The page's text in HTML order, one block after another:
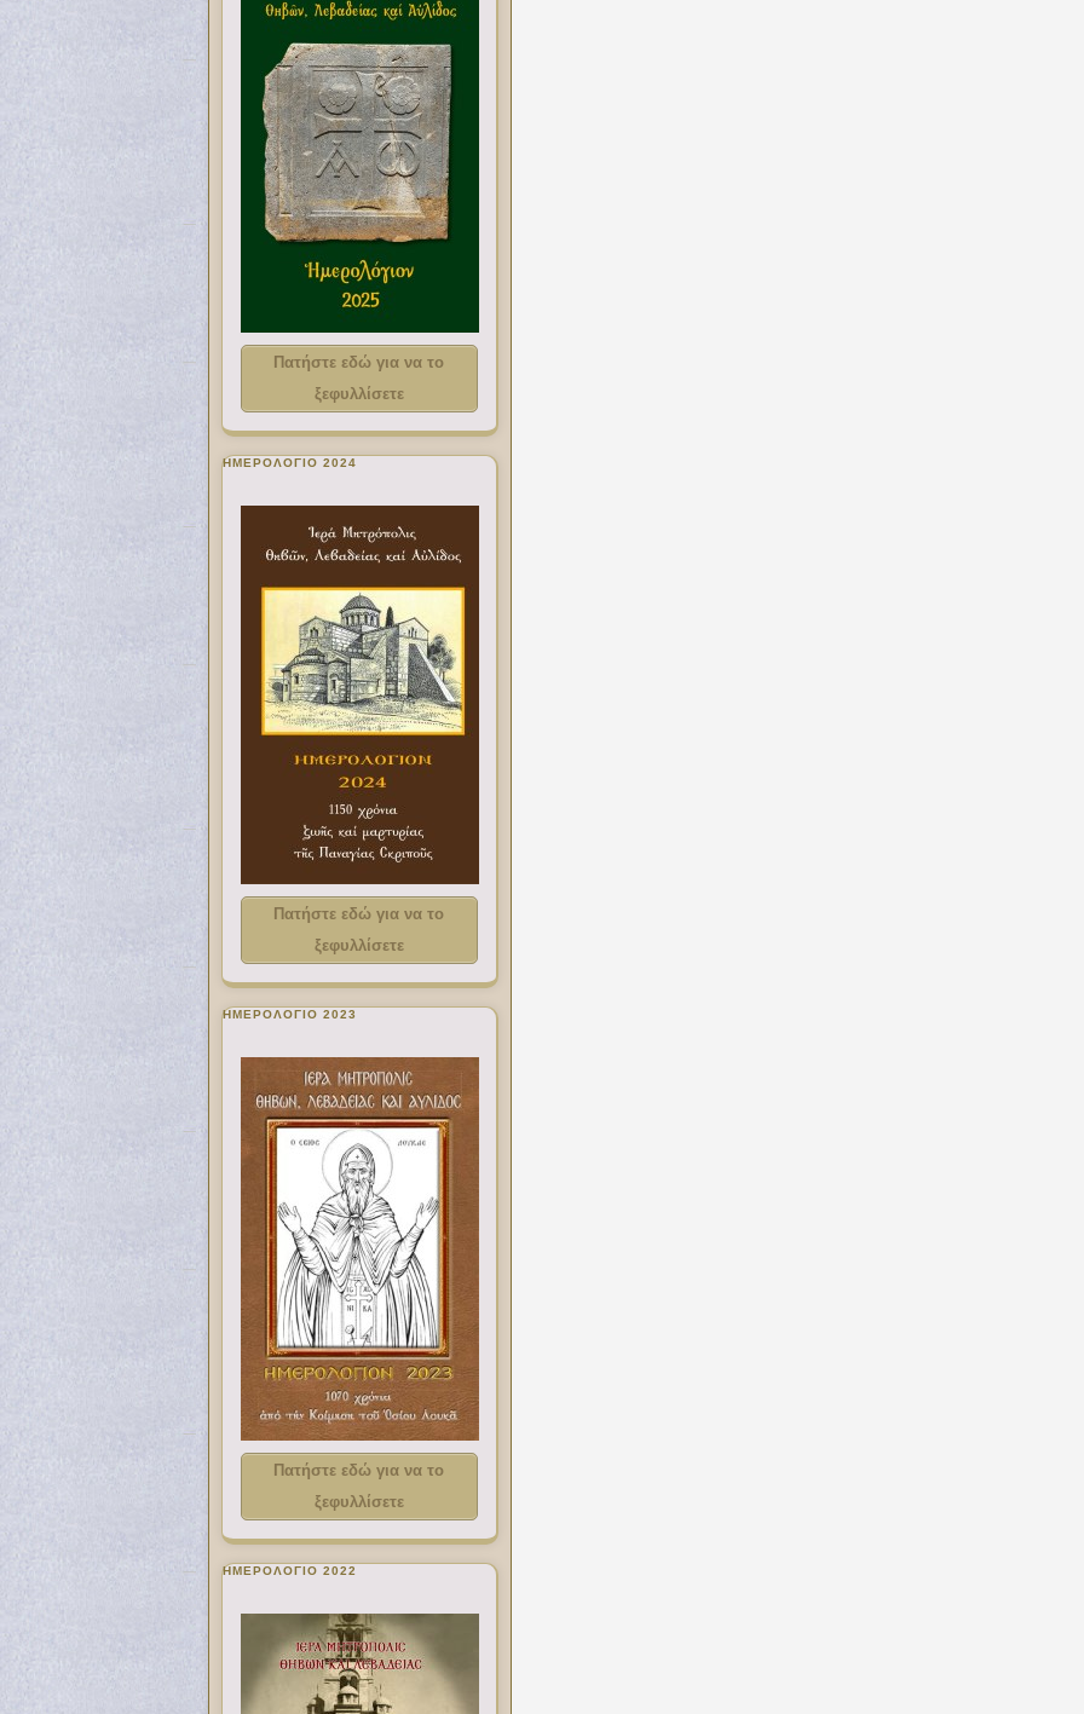
Πατήστε εδώ για να το
ξεφυλλίσετε
ΗΜΕΡΟΛΟΓΙΟ 2024
Πατήστε εδώ για να το
ξεφυλλίσετε
ΗΜΕΡΟΛΟΓΙΟ 2023
Πατήστε εδώ για να το
ξεφυλλίσετε
ΗΜΕΡΟΛΟΓΙΟ 2022